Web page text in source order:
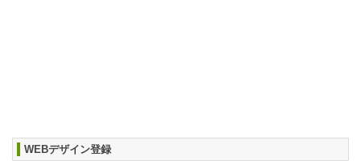
WEBデザイン登録